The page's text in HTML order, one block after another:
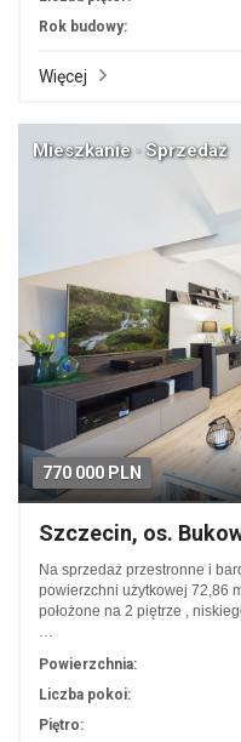
Rok budowy:
Więcej
770 000 PLN
Mieszkanie · Sprzedaż
Szczecin, os.
Na sprzedaż przestronne i
powierzchni użytkowej 72,86
położone na 2 piętrze ,
…
Powierzchnia:
Liczba pokoi:
Piętro: